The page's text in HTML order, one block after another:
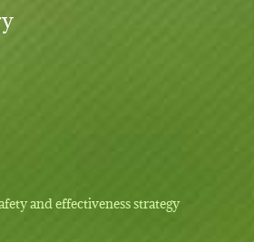
and effectiveness strategy